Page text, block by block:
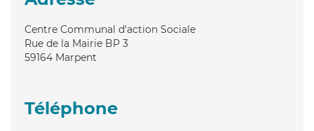
Centre Communal d'action Sociale
Rue de la Mairie BP 3
59164 Marpent
Téléphone